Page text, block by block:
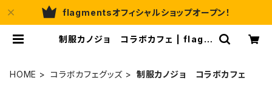
flagmentsオフィシャルショップオープン！
制服カノジョ コラボカフェ | flagm
HOME コラボカフェグッズ 制服カノジョ コラボカフェ